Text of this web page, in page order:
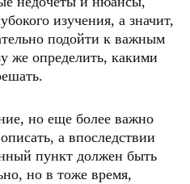
изучения, а значит,
подойти к важным
же определить, какими
но еще более важно
а впоследствии
пункт должен быть
но в тоже время,